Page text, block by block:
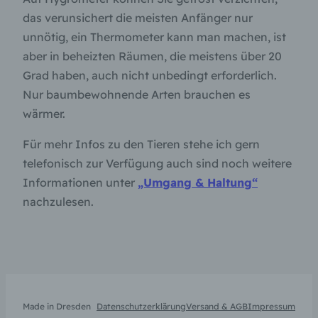
das verunsichert die meisten Anfänger nur
unnötig, ein Thermometer kann man machen, ist
aber in beheizten Räumen, die meistens über 20
Grad haben, auch nicht unbedingt erforderlich.
Nur baumbewohnende Arten brauchen es
wärmer.
Für mehr Infos zu den Tieren stehe ich gern
telefonisch zur Verfügung auch sind noch weitere
Informationen unter „Umgang & Haltung“
nachzulesen.
Made in Dresden DatenschutzerklärungVersand & AGBImpressum
diesem Grund steht es jeder betroffenen Person
frei, personenbezogene Daten auch auf
alternativen Wegen, beispielsweise telefonisch, an
Begriffsbestimmungen
Die Datenschutzerklärung beruht auf den
Begrifflichkeiten, die durch den Europäischen
der Datenschutz-Grundverordnung (DS-GVO)
verwendet wurden. Unsere Datenschutzerklärung
soll sowohl für die Öffentlichkeit als auch für
unsere Kunden und Geschäftspartner einfach
lesbar und verständlich sein. Um dies zu
Personenbezogene Daten sind alle